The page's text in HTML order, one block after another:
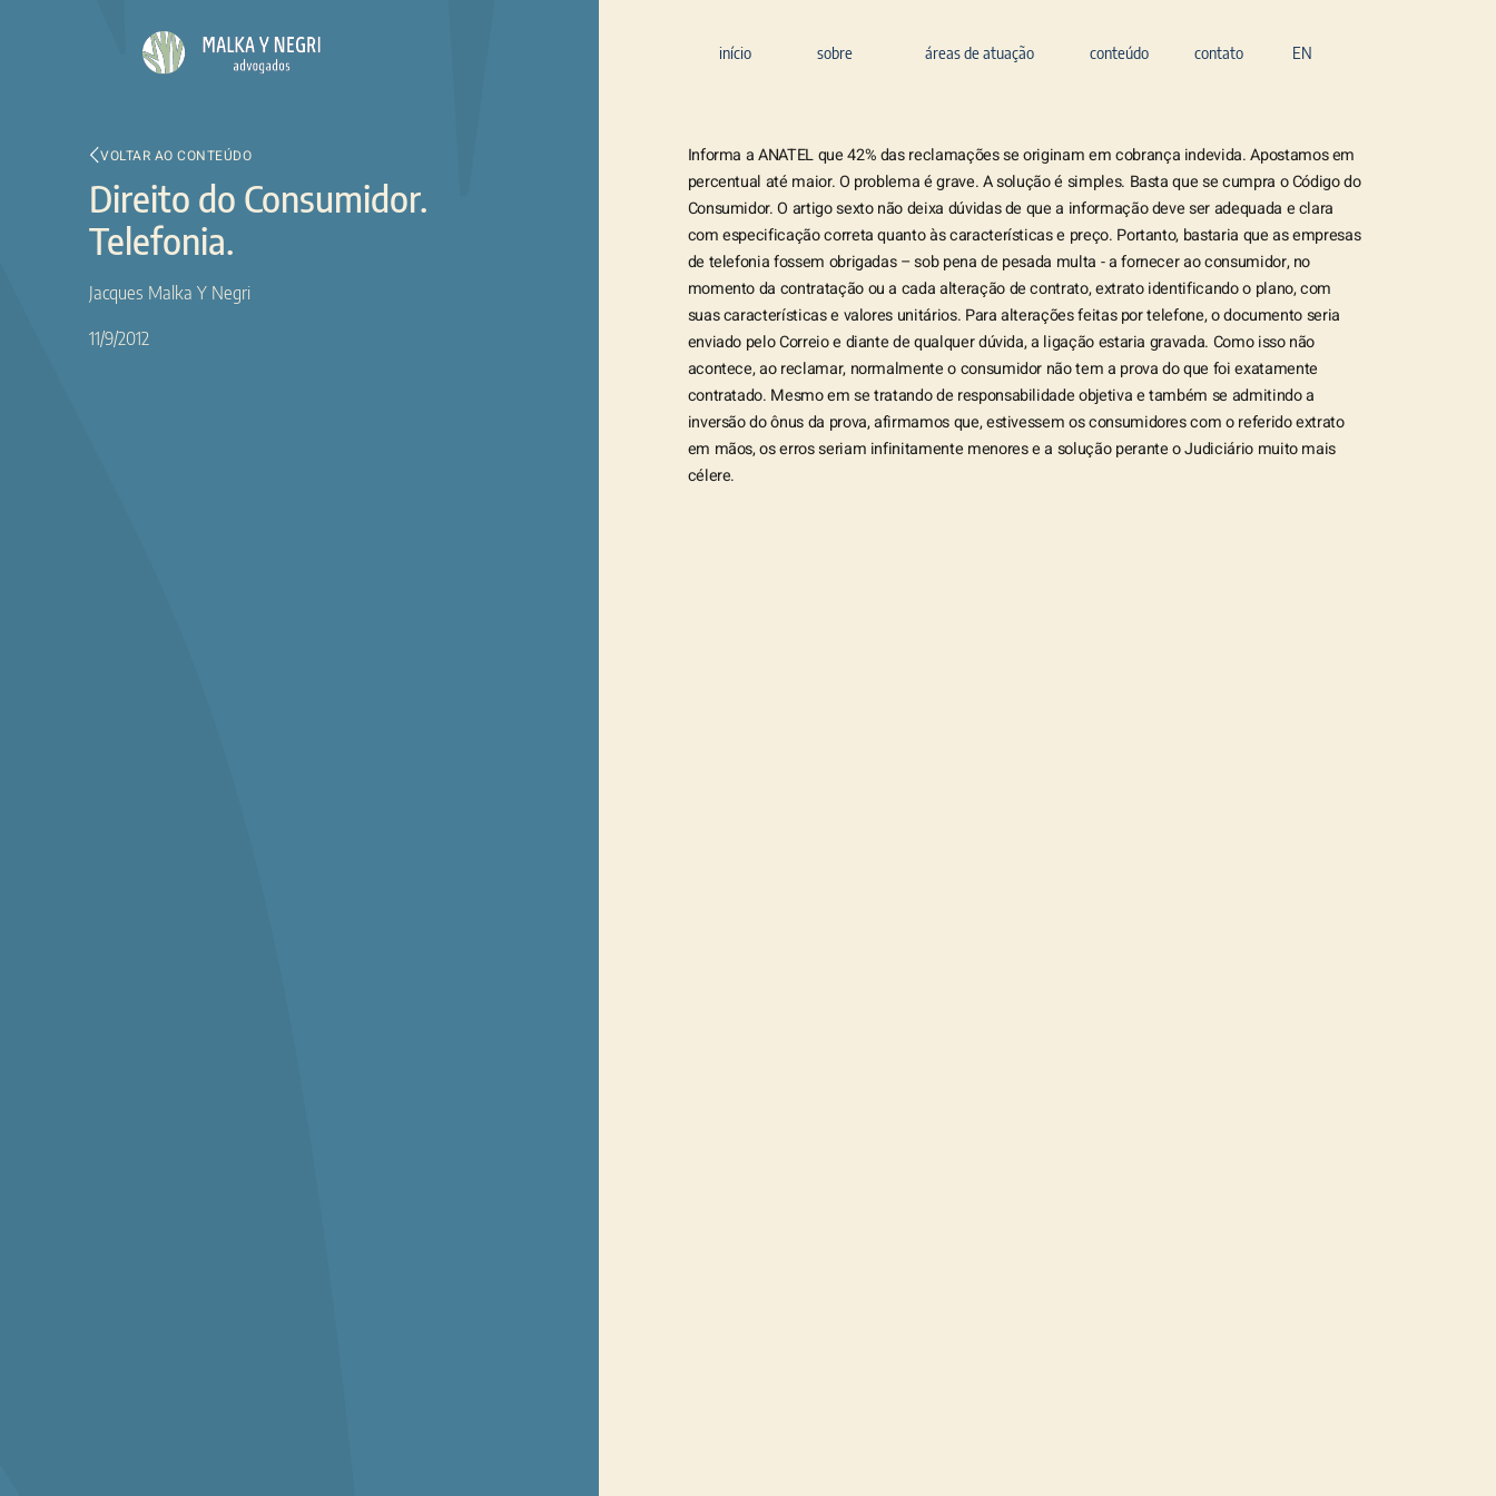
início sobre áreas de atuação conteúdo contato EN
VOLTAR AO CONTEÚDO
Direito do Consumidor.
Telefonia.
Jacques Malka Y Negri
11/9/2012
Informa a ANATEL que 42% das reclamações se originam em cobrança indevida. Apostamos em
percentual até maior. O problema é grave. A solução é simples. Basta que se cumpra o Código do
Consumidor. O artigo sexto não deixa dúvidas de que a informação deve ser adequada e clara
com especificação correta quanto às características e preço. Portanto, bastaria que as empresas
de telefonia fossem obrigadas – sob pena de pesada multa - a fornecer ao consumidor, no
momento da contratação ou a cada alteração de contrato, extrato identificando o plano, com
suas características e valores unitários. Para alterações feitas por telefone, o documento seria
enviado pelo Correio e diante de qualquer dúvida, a ligação estaria gravada. Como isso não
acontece, ao reclamar, normalmente o consumidor não tem a prova do que foi exatamente
contratado. Mesmo em se tratando de responsabilidade objetiva e também se admitindo a
inversão do ônus da prova, afirmamos que, estivessem os consumidores com o referido extrato
em mãos, os erros seriam infinitamente menores e a solução perante o Judiciário muito mais
célere.